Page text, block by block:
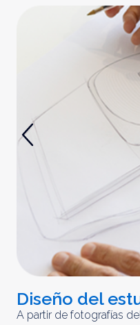
Diseño del
A partir de fotografías